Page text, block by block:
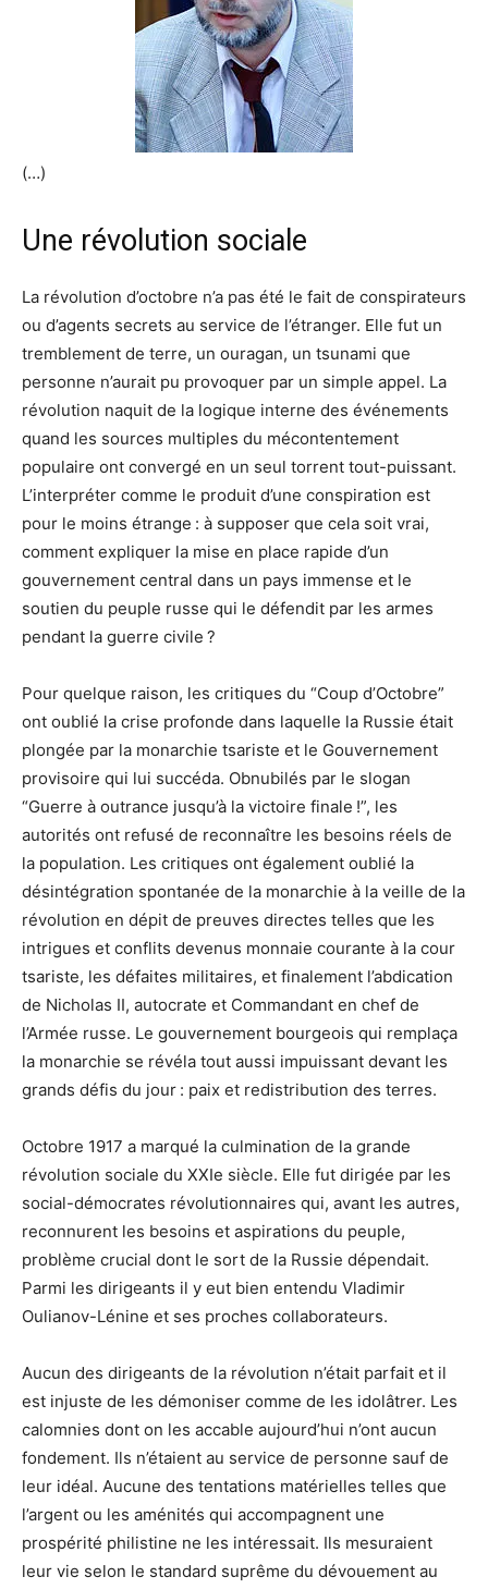
(…)
Une révolution sociale
La révolution d’octobre n’a pas été le fait de conspirateurs
ou d’agents secrets au service de l’étranger. Elle fut un
tremblement de terre, un ouragan, un tsunami que
personne n’aurait pu provoquer par un simple appel. La
révolution naquit de la logique interne des événements
quand les sources multiples du mécontentement
populaire ont convergé en un seul torrent tout-puissant.
L’interpréter comme le produit d’une conspiration est
pour le moins étrange : à supposer que cela soit vrai,
comment expliquer la mise en place rapide d’un
gouvernement central dans un pays immense et le
soutien du peuple russe qui le défendit par les armes
pendant la guerre civile ?
Pour quelque raison, les critiques du “Coup d’Octobre”
ont oublié la crise profonde dans laquelle la Russie était
plongée par la monarchie tsariste et le Gouvernement
provisoire qui lui succéda. Obnubilés par le slogan
“Guerre à outrance jusqu’à la victoire finale !”, les
autorités ont refusé de reconnaître les besoins réels de
la population. Les critiques ont également oublié la
désintégration spontanée de la monarchie à la veille de la
révolution en dépit de preuves directes telles que les
intrigues et conflits devenus monnaie courante à la cour
tsariste, les défaites militaires, et finalement l’abdication
de Nicholas II, autocrate et Commandant en chef de
l’Armée russe. Le gouvernement bourgeois qui remplaça
la monarchie se révéla tout aussi impuissant devant les
grands défis du jour : paix et redistribution des terres.
Octobre 1917 a marqué la culmination de la grande
révolution sociale du XXIe siècle. Elle fut dirigée par les
social-démocrates révolutionnaires qui, avant les autres,
reconnurent les besoins et aspirations du peuple,
problème crucial dont le sort de la Russie dépendait.
Parmi les dirigeants il y eut bien entendu Vladimir
Oulianov-Lénine et ses proches collaborateurs.
Aucun des dirigeants de la révolution n’était parfait et il
est injuste de les démoniser comme de les idolâtrer. Les
calomnies dont on les accable aujourd’hui n’ont aucun
fondement. Ils n’étaient au service de personne sauf de
leur idéal. Aucune des tentations matérielles telles que
l’argent ou les aménités qui accompagnent une
prospérité philistine ne les intéressait. Ils mesuraient
leur vie selon le standard suprême du dévouement au